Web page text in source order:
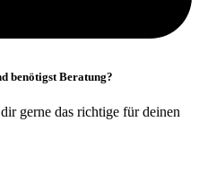
benötigst Beratung?
gerne das richtige für deinen